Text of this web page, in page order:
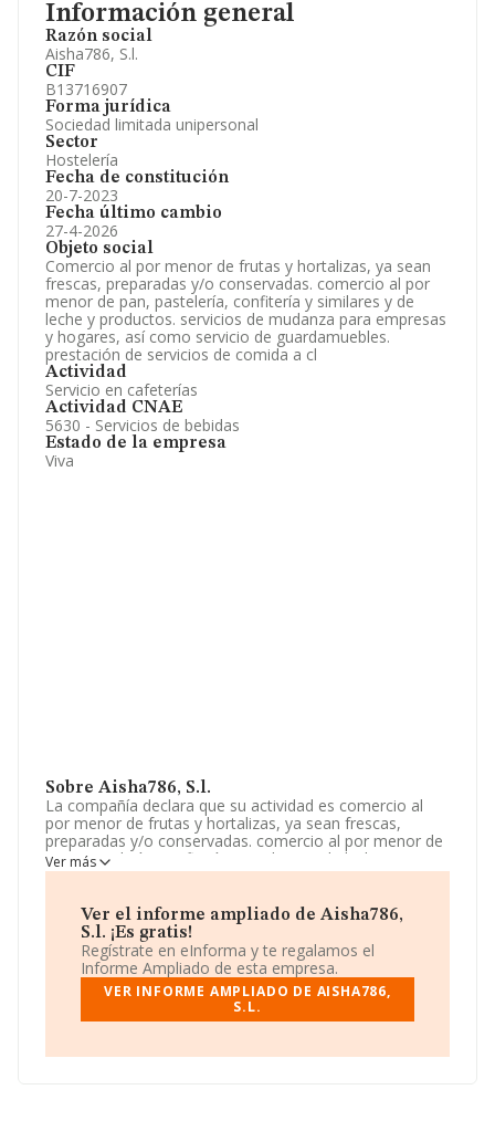
Información general
Razón social
Aisha786, S.l.
CIF
B13716907
Forma jurídica
Sociedad limitada unipersonal
Sector
Hostelería
Fecha de constitución
20-7-2023
Fecha último cambio
27-4-2026
Objeto social
Comercio al por menor de frutas y hortalizas, ya sean
frescas, preparadas y/o conservadas. comercio al por
menor de pan, pastelería, confitería y similares y de
leche y productos. servicios de mudanza para empresas
y hogares, así como servicio de guardamuebles.
prestación de servicios de comida a cl
Actividad
Servicio en cafeterías
Actividad CNAE
5630 - Servicios de bebidas
Estado de la empresa
Viva
Sobre Aisha786, S.l.
La compañía declara que su actividad es comercio al
por menor de frutas y hortalizas, ya sean frescas,
preparadas y/o conservadas. comercio al por menor de
pan, pastelería, confitería y similares y de leche y
productos. servicios de mudanza para empresas y
prestación de servicios de comida a cl. La empresa es
una Sociedad Limitada. Su CNAE corresponde a 5630
con código 'Establecimientos de bebidas'. La sociedad
no tiene actividad en mercados exteriores.
Según los datos a disposición de INFORMA, ha tenido
un número de empleados por debajo de la media de
Ver más
Ver el informe ampliado de Aisha786,
S.l. ¡Es gratis!
Regístrate en eInforma y te regalamos el
Informe Ampliado de esta empresa.
VER INFORME AMPLIADO DE AISHA786,
S.L.